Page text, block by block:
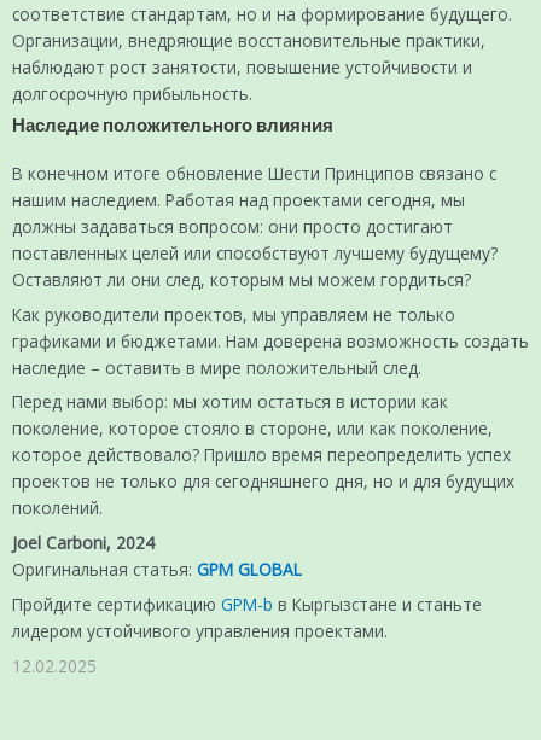
соответствие стандартам, но и на формирование будущего.
Организации, внедряющие восстановительные практики,
наблюдают рост занятости, повышение устойчивости и
долгосрочную прибыльность.
Наследие положительного влияния
В конечном итоге обновление Шести Принципов связано с
нашим наследием. Работая над проектами сегодня, мы
должны задаваться вопросом: они просто достигают
поставленных целей или способствуют лучшему будущему?
Оставляют ли они след, которым мы можем гордиться?
Как руководители проектов, мы управляем не только
графиками и бюджетами. Нам доверена возможность создать
наследие – оставить в мире положительный след.
Перед нами выбор: мы хотим остаться в истории как
поколение, которое стояло в стороне, или как поколение,
которое действовало? Пришло время переопределить успех
проектов не только для сегодняшнего дня, но и для будущих
поколений.
Joel Carboni, 2024
Оригинальная статья: GPM GLOBAL
Пройдите сертификацию GPM-b в Кыргызстане и станьте
лидером устойчивого управления проектами.
12.02.2025